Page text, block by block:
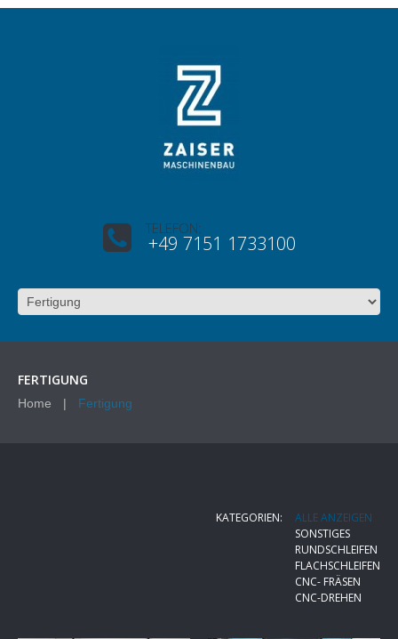
TELEFON:
+49 7151 1733100
FERTIGUNG
Home Fertigung
KATEGORIEN:
ALLE ANZEIGEN
SONSTIGES
RUNDSCHLEIFEN
FLACHSCHLEIFEN
CNC- FRÄSEN
CNC-DREHEN